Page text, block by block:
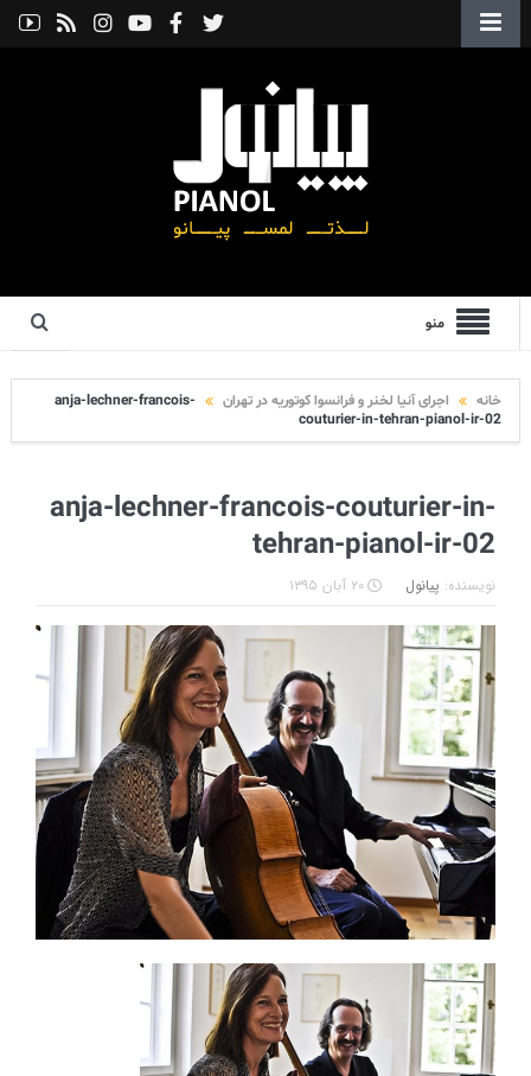
منو
خانه اجرای آنیا لخنر و فرانسوا کوتوریه در تهران
anja-lechner-francois-
couturier-in-tehran-pianol-ir-02
anja-lechner-francois-couturier-in-
tehran-pianol-ir-02
نویسنده: پیانول ۲۰ آبان ۱۳۹۵